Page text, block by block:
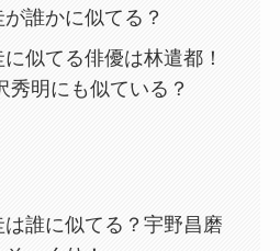
が誰かに似てる？
に似てる俳優は林遣都！
秀明にも似ている？
は誰に似てる？宇野昌磨